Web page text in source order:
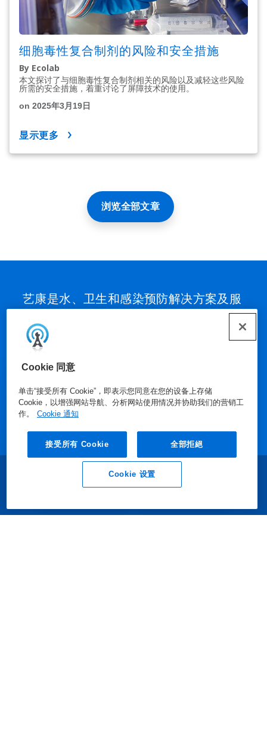
Cookie 同意
单击“接受所有 Cookie”，即表示您同意在您的设备上存储
Cookie，以增强网站导航、分析网站使用情况并协助我们的营销工
作。
Cookie 通知
接受所有 Cookie 全部拒絕
Cookie 设置
细胞毒性复合制剂的风险和安全措施
By Ecolab
本文探讨了与细胞毒性复合制剂相关的风险以及减轻这些风险
所需的安全措施，着重讨论了屏障技术的使用。
on 2025年3月19日
显示更多
浏览全部文章
艺康是水、卫生和感染预防解决方案及服
务领域的全球领导者，致力于保护人类以
及对生命至关重要的资源。一个多世纪以
来，艺康持续推动创新，将全面科学的解
决方案、数据驱动的洞察、人工智能技术
独具优势的价值体系。凭借这一综合实
力，艺康携手客户共同定义行业一流标
准，并在其运营中规模化落地，助力实现
卓越绩效与可持续增长。
业务垂询 联系我们